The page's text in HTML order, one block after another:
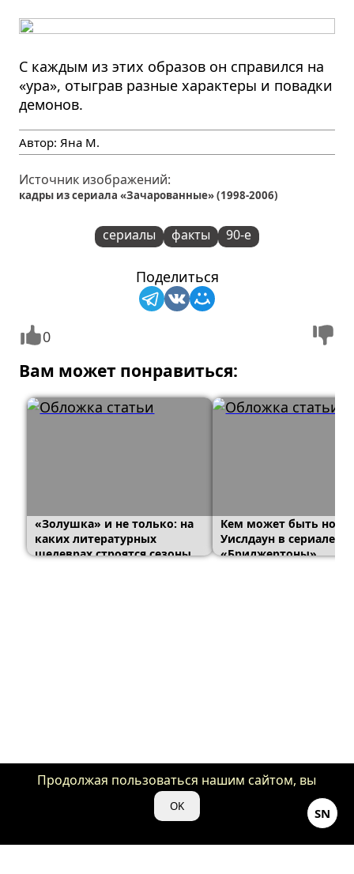
С каждым из этих образов он справился на
«ура», отыграв разные характеры и повадки
демонов.
Автор: Яна М.
Источник изображений:
кадры из сериала «Зачарованные» (1998-2006)
сериалы факты 90-е
Поделиться
0
Вам может понравиться:
«Золушка» и не только: на
каких литературных
шедеврах строятся сезоны
Кем может быть
Уислдаун в сериале
«Бриджертоны»
SN
Продолжая пользоваться нашим сайтом, вы
даете нам свое согласие на использование
файлов cookie для аналитики и рекламы.
OK